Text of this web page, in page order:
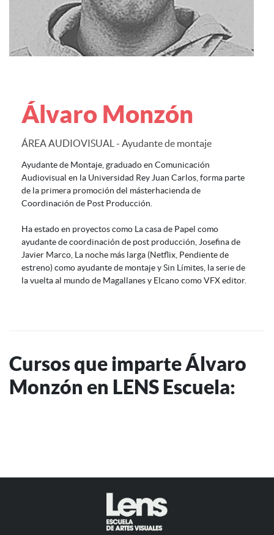
Álvaro Monzón
ÁREA AUDIOVISUAL - Ayudante de montaje
Ayudante de Montaje, graduado en Comunicación
Audiovisual en la Universidad Rey Juan Carlos, forma parte
de la primera promoción del másterhacienda de
Coordinación de Post Producción.
Ha estado en proyectos como La casa de Papel como
ayudante de coordinación de post producción, Josefina de
Javier Marco, La noche más larga (Netflix, Pendiente de
estreno) como ayudante de montaje y Sin Límites, la serie de
la vuelta al mundo de Magallanes y Elcano como VFX editor.
Cursos que imparte Álvaro
Monzón en LENS Escuela: